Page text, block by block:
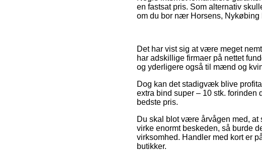
en fastsat pris. Som alternativ
om du bor nær Horsens,
Det har vist sig at være meget
har adskillige firmaer på nettet
og yderligere også til mænd og
Dog kan det stadigvæk blive
extra bind super – 10 stk. forinden
bedste pris.
Du skal blot være årvågen med, at
virke enormt beskeden, så burde
virksomhed. Handler med kort er
butikker.